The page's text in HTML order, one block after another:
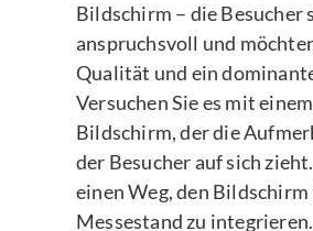
Bildschirm – die Besucher
anspruchsvoll und
Qualität und ein
Versuchen Sie es mit
Bildschirm, der die
der Besucher auf sich
einen Weg, den
Messestand zu